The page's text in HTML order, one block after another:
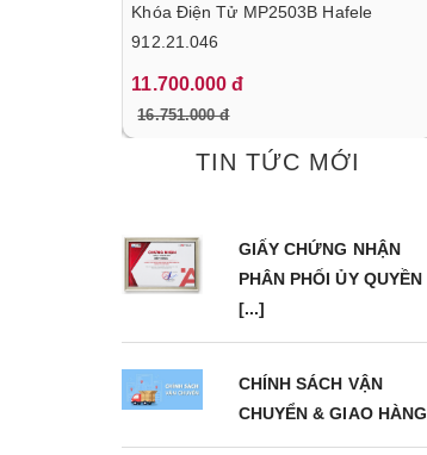
Khóa Điện Tử MP2503B Hafele
912.21.046
11.700.000 đ
16.751.000 đ
TIN TỨC MỚI
GIẤY CHỨNG NHẬN
PHÂN PHỐI ỦY QUYỀN
[...]
CHÍNH SÁCH VẬN
CHUYỂN & GIAO HÀNG